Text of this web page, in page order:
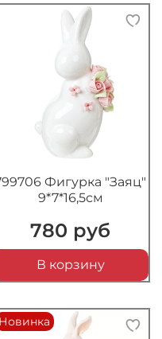
Фигурка "Заяц"
9*7*16,5см
780 руб
В корзину
Новинка